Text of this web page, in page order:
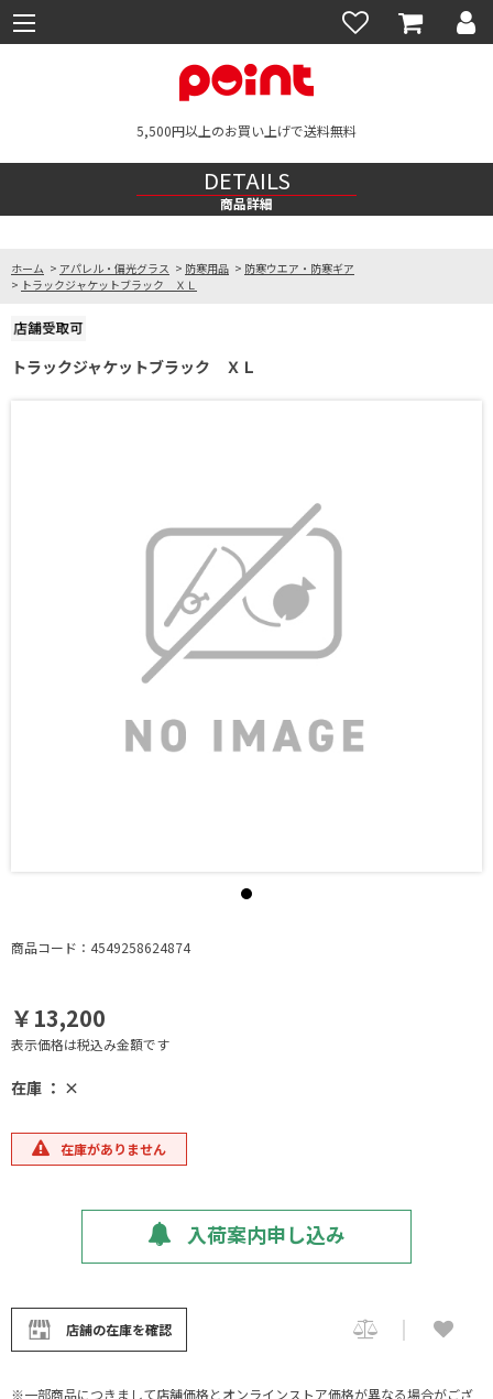
5,500円以上のお買い上げで送料無料
DETAILS
商品詳細
ホーム > アパレル・偏光グラス > 防寒用品 > 防寒ウエア・防寒ギア
> トラックジャケットブラック ＸＬ
トラックジャケットブラック ＸＬ
商品コード：4549258624874
￥13,200
表示価格は税込み金額です
在庫 ： ×
在庫がありません
入荷案内申し込み
店舗の在庫を確認
※一部商品につきまして店舗価格とオンラインストア価格が異なる場合がござ